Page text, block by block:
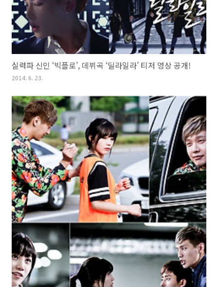
실력파 신인 ‘빅플로’, 데뷔곡 ‘딜라일라’ 티저 영상 공개!
2014. 6. 23.